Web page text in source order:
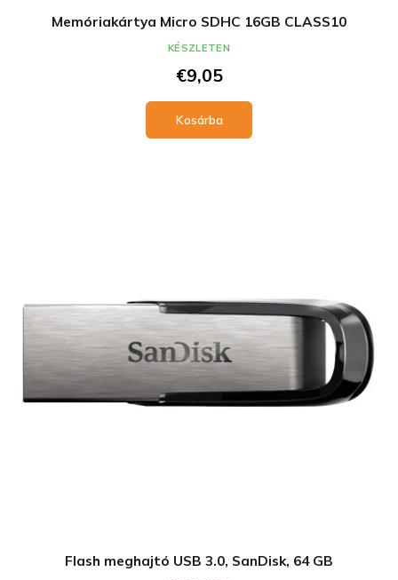
Memóriakártya Micro SDHC 16GB CLASS10
€9,05
Kosárba
KÉSZLETEN
Flash meghajtó USB 3.0, SanDisk, 64 GB